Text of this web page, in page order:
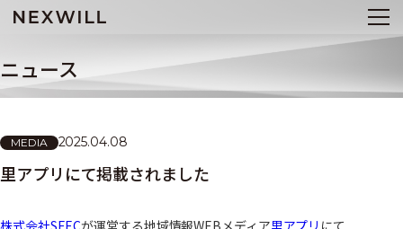
ニュース
MEDIA 2025.04.08
里アプリにて掲載されました
株式会社SEECが運営する地域情報WEBメディア里アプリ にて